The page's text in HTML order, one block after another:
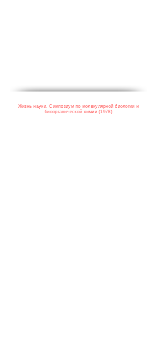
Жизнь науки. Симпозиум по молекулярной биологии и
биоорганической химии (1978)